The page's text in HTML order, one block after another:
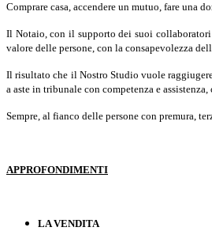
Comprare casa, accendere un mutuo, fare una
Il Notaio, con il supporto dei suoi
valore delle persone, con la consapevolezza
Il risultato che il Nostro Studio vuole
a aste in tribunale con competenza e
Sempre, al fianco delle persone con premura,
APPROFONDIMENTI
LA VENDITA